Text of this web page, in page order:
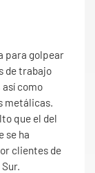
para golpear
de trabajo
como
metálicas.
que el del
se ha
clientes de